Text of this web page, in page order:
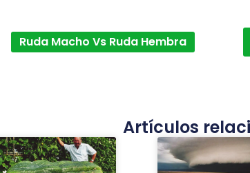
Ruda Macho Vs Ruda Hembra
Artículos